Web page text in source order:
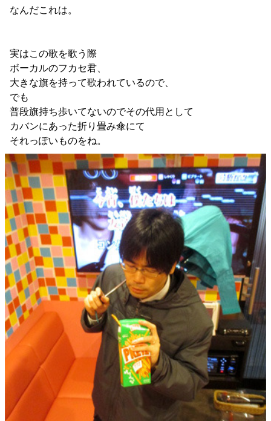
なんだこれは。
実はこの歌を歌う際
ボーカルのフカセ君、
大きな旗を持って歌われているので、
でも
普段旗持ち歩いてないのでその代用として
カバンにあった折り畳み傘にて
それっぽいものをね。